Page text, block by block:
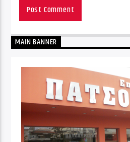
MAIN BANNER